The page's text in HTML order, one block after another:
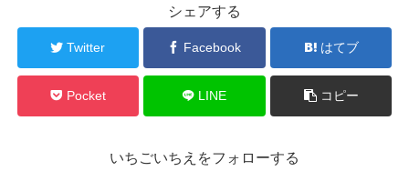
シェアする
Twitter Facebook はてブ
Pocket LINE コピー
いちごいちえをフォローする